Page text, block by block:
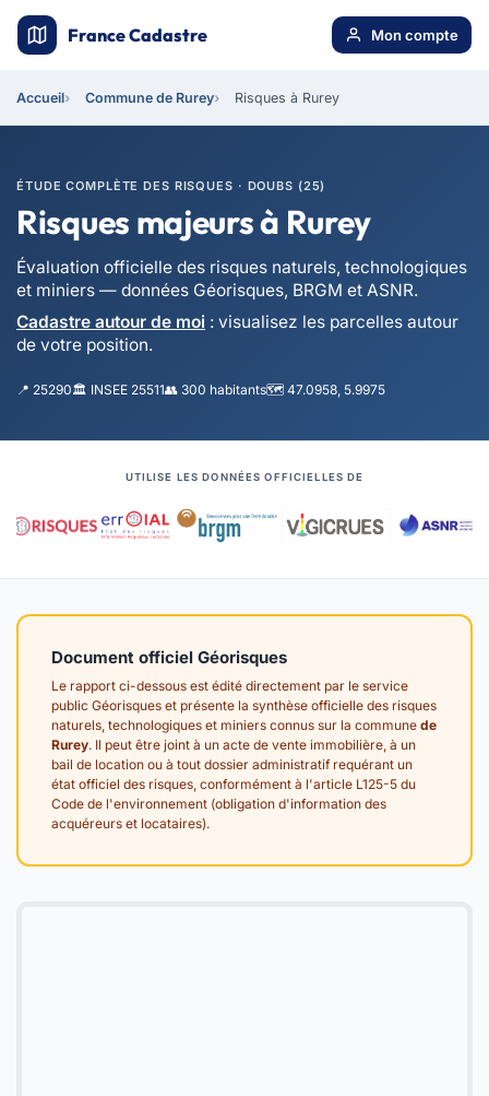
France Cadastre Mon compte
Accueil Commune de Rurey Risques à Rurey
ÉTUDE COMPLÈTE DES RISQUES · DOUBS (25)
Risques majeurs à Rurey
Évaluation officielle des risques naturels, technologiques
et miniers — données Géorisques, BRGM et ASNR.
Cadastre autour de moi : visualisez les parcelles autour
de votre position.
📍 25290🏛️ INSEE 25511👥 300 habitants🗺️ 47.0958, 5.9975
UTILISE LES DONNÉES OFFICIELLES DE
Document officiel Géorisques
Le rapport ci-dessous est édité directement par le service
public Géorisques et présente la synthèse officielle des risques
naturels, technologiques et miniers connus sur la commune de
Rurey. Il peut être joint à un acte de vente immobilière, à un
bail de location ou à tout dossier administratif requérant un
état officiel des risques, conformément à l'article L125-5 du
Code de l'environnement (obligation d'information des
acquéreurs et locataires).